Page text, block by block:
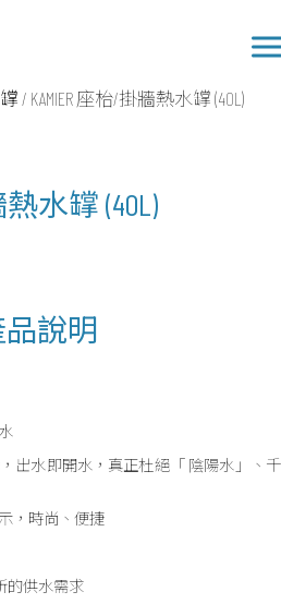
/ KAMIER 座枱/掛牆熱水罉 (40L)
熱水罉 (40L)
品說明
出水即開水，真正杜絕「 陰陽水」、千
，時尚、便捷
的供水需求